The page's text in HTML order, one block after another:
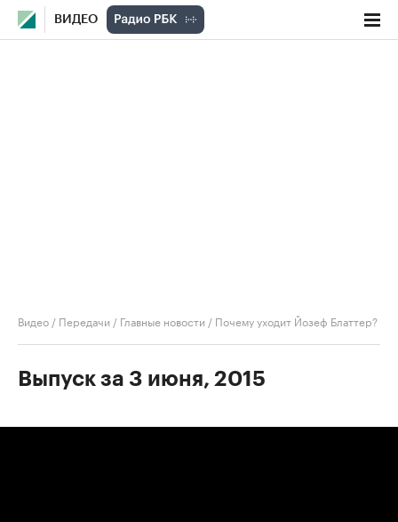
ВИДЕО
Видео / Передачи / Главные новости / Почему уходит Йозеф Блаттер?
Выпуск за 3 июня, 2015